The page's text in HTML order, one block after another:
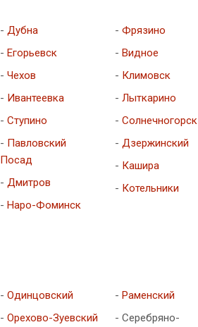
- Дубна
- Егорьевск
- Чехов
- Ивантеевка
- Ступино
- Павловский
Посад
- Дмитров
- Наро-Фоминск
-Фрязино
-Видное
- Климовск
-Лыткарино
-Солнечногорск
-Дзержинский
- Кашира
- Котельники
- Одинцовский
- Орехово-Зуевский
-Раменский
- Серебряно-